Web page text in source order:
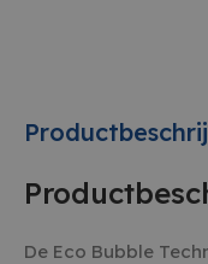
De Eco Bubble